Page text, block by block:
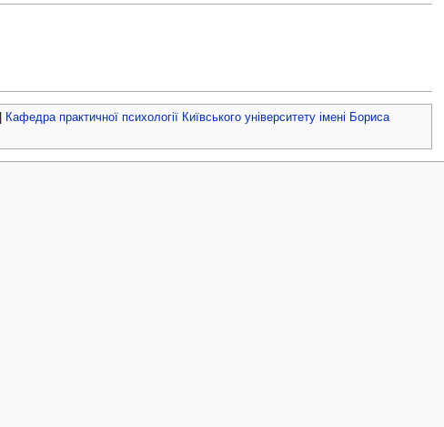
Кафедра практичної психології Київського університету імені Бориса